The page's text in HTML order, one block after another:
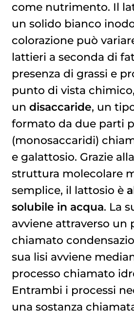
come nutrimento. Il
un solido bianco
colorazione può
lattieri a seconda di
presenza di grassi e
punto di vista
un disaccaride, un
formato da due parti
(monosaccaridi)
e galattosio. Grazie
struttura molecolare
semplice, il lattosio è
solubile in acqua. La
avviene attraverso un
chiamato
sua lisi avviene
processo chiamato
Entrambi i processi
una sostanza